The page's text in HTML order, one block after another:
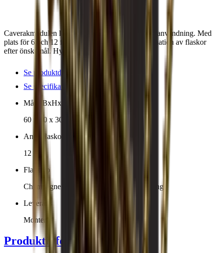
Caverakmodulen levereras monterad och klar för användning. Med
plats för 6 och 12 flaskor vinlådor eller en kombination av flaskor
efter önskemål. Hyllan kan dras ut.
Se produktdetaljer
Se specifikationer
Mått (BxHxD cm)
60 x 30 x 30 cm
Antal flaskor (Bordeaux)
12
Flasktyp
Champagne, Bordeaux, Bourgogne, Riesling
Leverans
Monterad
Produktinformation